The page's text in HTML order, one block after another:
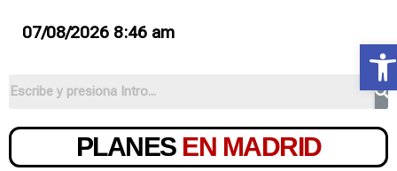
07/08/2026 8:46 am
PLANES EN MADRID